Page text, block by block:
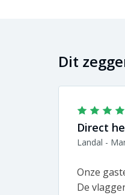
Dit
Direct
Landal -
Onze
De